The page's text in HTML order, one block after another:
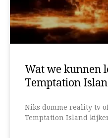
Wat we kunnen
Temptation
Niks domme reality tv
Temptation Island